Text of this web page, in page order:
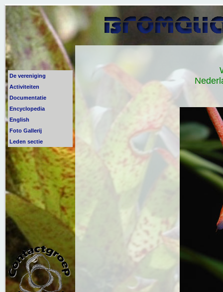
De vereniging
Activiteiten
Documentatie
Encyclopedia
English
Foto Gallerij
Leden sectie